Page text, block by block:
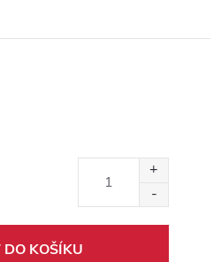
DO KOŠÍKU